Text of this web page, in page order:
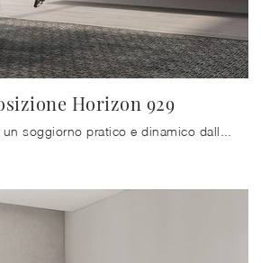
Horizon 929